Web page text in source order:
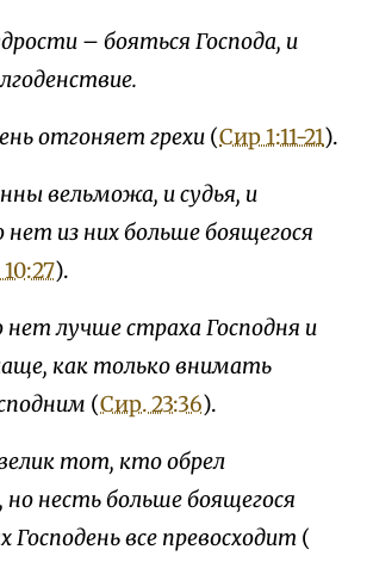
– бояться Господа, и
отгоняет грехи (Сир 1:11-21).
вельможа, и судья, и
нет из них больше боящегося
).
нет лучше страха Господня и
как только внимать
(Сир. 23:36).
тот, кто обрел
несть больше боящегося
Господень все превосходит (